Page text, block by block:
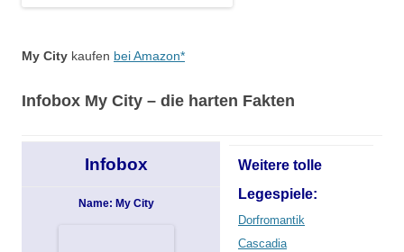
My City kaufen bei Amazon*
Infobox My City – die harten Fakten
Infobox
Name: My City
Weitere tolle
Legespiele:
Dorfromantik
Cascadia